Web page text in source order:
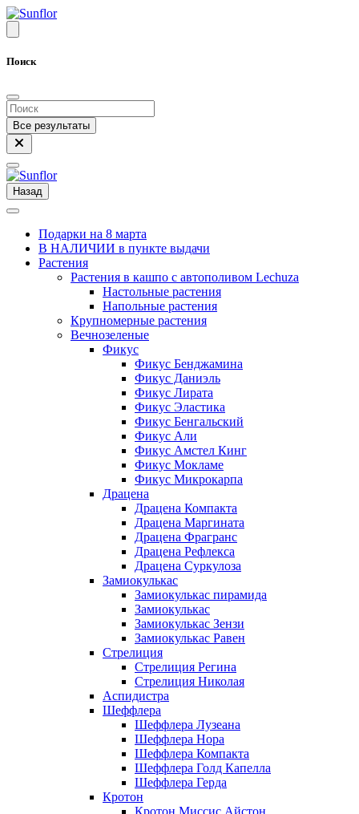
Поиск
Все результаты
Назад
Подарки на 8 марта
В НАЛИЧИИ в пункте выдачи
Растения
Растения в кашпо с автополивом Lechuza
Настольные растения
Напольные растения
Крупномерные растения
Вечнозеленые
Фикус
Фикус Бенджамина
Фикус Даниэль
Фикус Лирата
Фикус Эластика
Фикус Бенгальский
Фикус Али
Фикус Амстел Кинг
Фикус Мокламе
Фикус Микрокарпа
Драцена
Драцена Компакта
Драцена Маргината
Драцена Фрагранс
Драцена Рефлекса
Драцена Суркулоза
Замиокулькас
Замиокулькас пирамида
Замиокулькас
Замиокулькас Зензи
Замиокулькас Равен
Стрелиция
Стрелиция Регина
Стрелиция Николая
Аспидистра
Шеффлера
Шеффлера Лузеана
Шеффлера Нора
Шеффлера Компакта
Шеффлера Голд Капелла
Шеффлера Герда
Кротон